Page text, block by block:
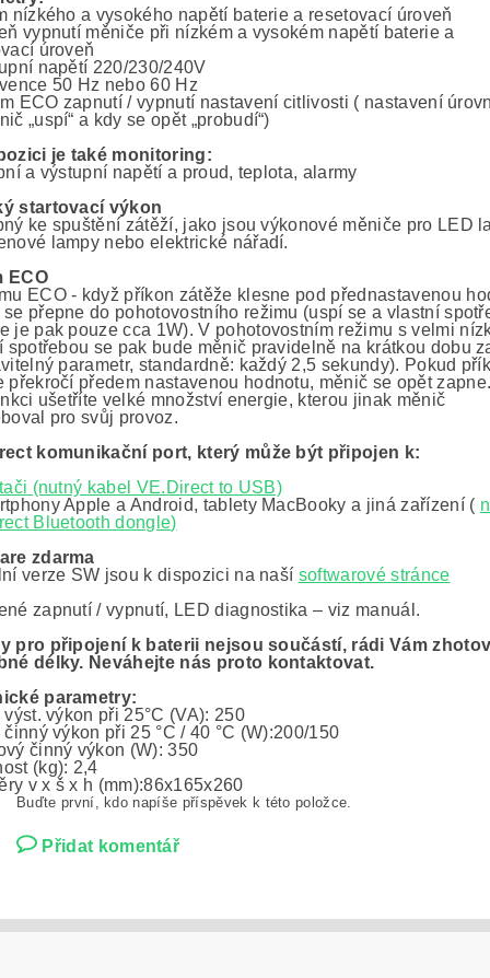
nízkého a vysokého napětí baterie a resetovací úroveň
vypnutí měniče při nízkém a vysokém napětí baterie a
úroveň
napětí 220/230/240V
50 Hz nebo 60 Hz
ECO zapnutí / vypnutí nastavení citlivosti ( nastavení
„uspí“ a kdy se opět „probudí“)
je také monitoring:
a výstupní napětí a proud, teplota, alarmy
startovací výkon
ke spuštění zátěží, jako jsou výkonové měniče pro LED
lampy nebo elektrické nářadí.
ECO
ECO - když příkon zátěže klesne pod přednastavenou
se přepne do pohotovostního režimu (uspí se a vlastní
je pak pouze cca 1W). V pohotovostním režimu s velmi
spotřebou se pak bude měnič pravidelně na krátkou dobu
parametr, standardně: každý 2,5 sekundy). Pokud
překročí předem nastavenou hodnotu, měnič se opět
ušetříte velké množství energie, kterou jinak měnič
pro svůj provoz.
komunikační port, který může být připojen k:
(nutný kabel VE.Direct to USB)
Apple a Android, tablety MacBooky a jiná zařízení (
Bluetooth dongle)
zdarma
verze SW jsou k dispozici na naší softwarové stránce
zapnutí / vypnutí, LED diagnostika – viz manuál.
pro připojení k baterii nejsou součástí, rádi Vám
délky. Neváhejte nás proto kontaktovat.
parametry:
výst. výkon při 25°C (VA): 250
činný výkon při 25 °C / 40 °C (W):200/150
činný výkon (W): 350
(kg): 2,4
v x š x h (mm):86x165x260
Buďte první, kdo napíše příspěvek k této položce.
Přidat komentář